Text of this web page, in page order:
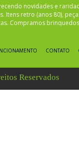
novidades e
Itens retro (anos 80),
Compramos
CONTATO
Reservados